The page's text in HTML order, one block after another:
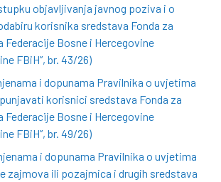
objavljivanja javnog poziva i o
korisnika sredstava Fonda za
Bosne i Hercegovine
FBiH”, br. 43/26)
i dopunama Pravilnika o uvjetima
korisnici sredstava Fonda za
Bosne i Hercegovine
FBiH”, br. 49/26)
i dopunama Pravilnika o uvjetima
zajmova ili pozajmica i drugih sredstava